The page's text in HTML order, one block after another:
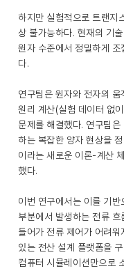
하지만 실험적으로 트랜지
상 불가능하다. 현재의 기
원자 수준에서 정밀하게 조
다.
연구팀은 원자와 전자의 움
원리 계산(실험 데이터 없
문제를 해결했다. 연구팀
하는 복잡한 양자 현상을
이라는 새로운 이론-계산
했다.
이번 연구에서는 이를 기
부분에서 발생하는 전류
들어가 전류 제어가 어려
있는 전산 설계 플랫폼을
컴퓨터 시뮬레이션만으로